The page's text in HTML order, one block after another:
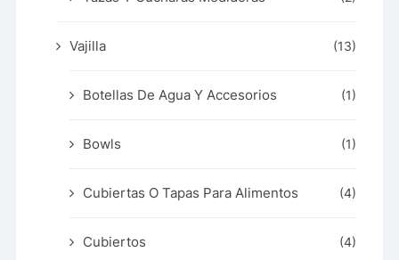
Vajilla (13)
Botellas De Agua Y Accesorios (1)
Bowls (1)
Cubiertas O Tapas Para Alimentos (4)
Cubiertos (4)